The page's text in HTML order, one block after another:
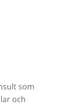
som
och